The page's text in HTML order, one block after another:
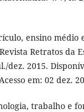
ensino médio
Retratos da
dez. 2015.
em: 02 dez.
trabalho e